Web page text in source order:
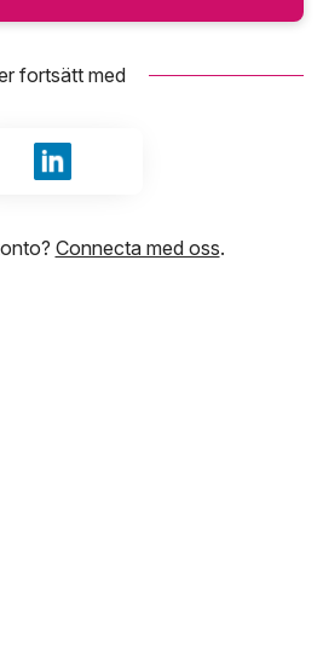
fortsätt med
Logga in med LinkedIn
Connecta med oss.